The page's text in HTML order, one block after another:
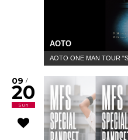
AOTO
AOTO ONE MAN TOUR
09 /
20
Sun